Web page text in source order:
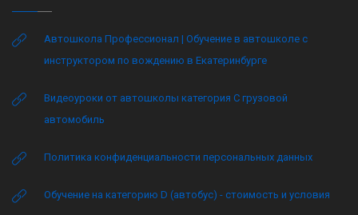
Автошкола Профессионал | Обучение в автошколе с
инструктором по вождению в Екатеринбурге
Видеоуроки от автошколы категория C грузовой
автомобиль
Политика конфиденциальности персональных данных
Обучение на категорию D (автобус) - стоимость и условия